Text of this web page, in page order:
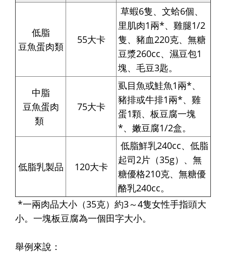
低脂
豆魚蛋肉類
55大卡
草蝦6隻、文蛤6個、
里肌肉1兩*、雞腿1/2
隻、豬血220克、無糖
豆漿260cc、濕豆包1
塊、毛豆3匙。
中脂
豆魚蛋肉
類
75大卡
虱目魚或鮭魚1兩*、
豬排或牛排1兩*、雞
蛋1顆、板豆腐一塊
*、嫩豆腐1/2盒。
低脂乳製品 120大卡
低脂鮮乳240cc、低脂
起司2片（35g）、無
糖優格210克、無糖優
酪乳240cc。
*一兩肉品大小（35克）約3～4隻女性手指頭大
小。一塊板豆腐為一個田字大小。
舉例來說：